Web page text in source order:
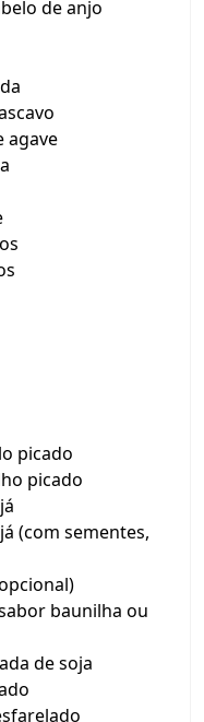
de anjo
agave
picado
picado
(com sementes,
baunilha ou
de soja